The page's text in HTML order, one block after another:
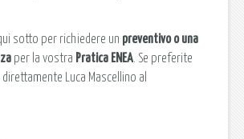
sotto per richiedere un preventivo o una
per la vostra Pratica ENEA . Se preferite
Luca Mascellino al